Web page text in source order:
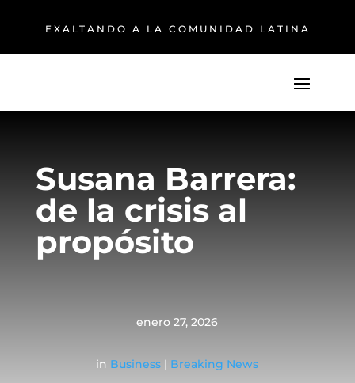
EXALTANDO A LA COMUNIDAD LATINA
Susana Barrera:
de la crisis al
propósito
enero 27, 2026
in Business | Breaking News